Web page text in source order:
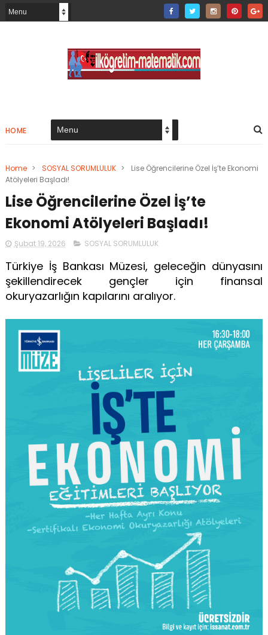
HOME
Home > SOSYAL SORUMLULUK >
Lise Öğrencilerine Özel İş’te Ekonomi
Atölyeleri Başladı!
Lise Öğrencilerine Özel İş’te
Ekonomi Atölyeleri Başladı!
Şubat 19, 2026 SOSYAL SORUMLULUK
Türkiye İş Bankası Müzesi, geleceğin dünyasını
şekillendirecek gençler için finansal
okuryazarlığın kapılarını aralıyor.